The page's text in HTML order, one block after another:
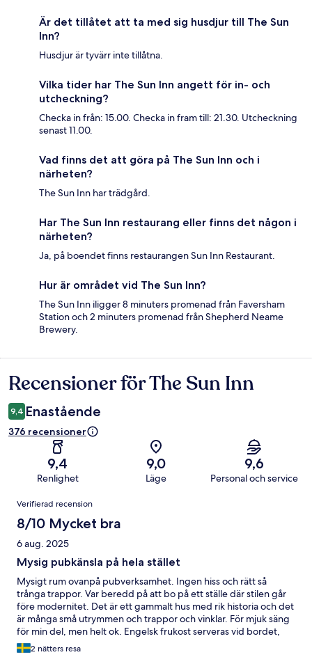
Är det tillåtet att ta med sig husdjur till The Sun
Inn?
Husdjur är tyvärr inte tillåtna.
Vilka tider har The Sun Inn angett för in- och
utcheckning?
Checka in från: 15.00. Checka in fram till: 21.30. Utcheckning
senast 11.00.
Vad finns det att göra på The Sun Inn och i
närheten?
The Sun Inn har trädgård.
Har The Sun Inn restaurang eller finns det någon i
närheten?
Ja, på boendet finns restaurangen Sun Inn Restaurant.
Hur är området vid The Sun Inn?
The Sun Inn iligger 8 minuters promenad från Faversham
Station och 2 minuters promenad från Shepherd Neame
Brewery.
Recensioner
Recensioner för The Sun Inn
9,4 Enastående
376 recensioner
9,4
Renlighet
9,0
Läge
9,6
Personal och service
Recensioner
Verifierad recension
8/10 Mycket bra
6 aug. 2025
Mysig pubkänsla på hela stället
Mysigt rum ovanpå pubverksamhet. Ingen hiss och rätt så
trånga trappor. Var beredd på att bo på ett ställe där stilen går
före modernitet. Det är ett gammalt hus med rik historia och det
är många små utrymmen och trappor och vinklar. För mjuk säng
för min del, men helt ok. Engelsk frukost serveras vid bordet,
ingen buffé. Ok urval.
2 nätters resa